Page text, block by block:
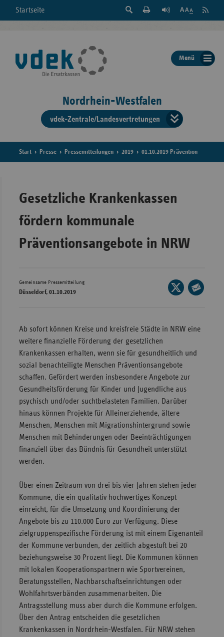
Startseite
Suche
der
Seite
Feed
Menü
Nordrhein-Westfalen
vdek-Zentrale/Landesvertretungen
der
Start Presse Pressemitteilungen 2019 01.10.2019 Prävention
Gesetzliche Krankenkassen
fördern kommunale
Präventionsangebote in NRW
Gemeinsame Pressemitteilung
Düsseldorf, 01.10.2019
Seite
auf
teilen
Ab sofort können Kreise und kreisfreie Städte in NRW eine
weitere finanzielle Förderung der gesetzlichen
Krankenkassen erhalten, wenn sie für gesundheitlich und
sozial benachteiligte Menschen Präventionsangebote
schaffen. Gefördert werden insbesondere Angebote zur
Gesundheitsförderung für Kinder und Jugendliche aus
psychisch und/oder suchtbelasteten Familien. Darüber
hinaus können Projekte für Alleinerziehende, ältere
Menschen, Menschen mit Migrationshintergrund sowie
Menschen mit Behinderungen oder Beeinträchtigungen
finanziell über das Bündnis für Gesundheit unterstützt
werden.
Über einen Zeitraum von drei bis vier Jahren stehen jeder
Kommune, die ein qualitativ hochwertiges Konzept
einreicht, für die Umsetzung und Koordinierung der
Angebote bis zu 110.000 Euro zur Verfügung. Diese
zielgruppenspezifische Förderung ist mit einem Eigenanteil
der Kommune verbunden, der zeitlich abgestuft bei 20
beziehungsweise 30 Prozent liegt. Die Kommunen können
mit lokalen Kooperationspartnern wie Sportvereinen,
Beratungsstellen, Nachbarschaftseinrichtungen oder
Wohlfahrtsverbänden zusammenarbeiten. Die
Antragsstellung muss aber durch die Kommune erfolgen.
Über den Antrag entscheiden die gesetzlichen
Krankenkassen in Nordrhein-Westfalen. Für NRW stehen